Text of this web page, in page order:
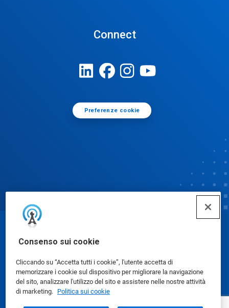
Consenso sui cookie
Cliccando su “Accetta tutti i cookie”, l'utente accetta di
memorizzare i cookie sul dispositivo per migliorare la navigazione
del sito, analizzare l'utilizzo del sito e assistere nelle nostre attività
di marketing. Politica sui cookie
Connect
Preferenze cookie
Schede dati di sicurezza|Informativa sulla privacy
Condizioni d'uso